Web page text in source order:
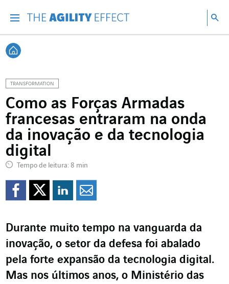
Voltar à página inicial
TRANSFORMATION
Como as Forças Armadas
francesas entraram na onda
da inovação e da tecnologia
digital
Tempo de leitura: 8 min
Compartilhar no
Compartilhar no
Compartilhar no
Durante muito tempo na vanguarda da
inovação, o setor da defesa foi abalado
pela forte expansão da tecnologia digital.
Mas nos últimos anos, o Ministério das